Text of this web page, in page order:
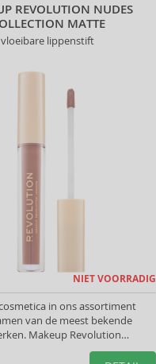
REVOLUTION NUDES
MATTE
vloeibare lippenstift
NIET VOORRADIG
in ons assortiment
van de meest bekende
Makeup Revolution
u de perfecte look te